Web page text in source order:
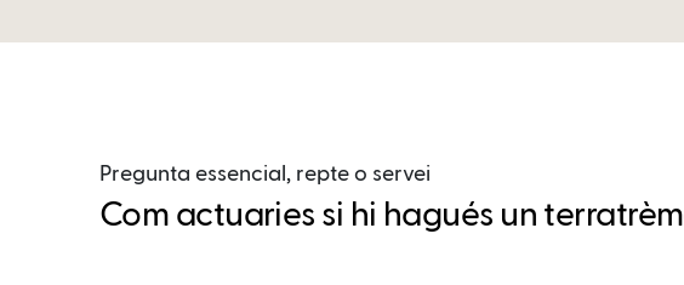
Pregunta essencial, repte o servei
Com actuaries si hi hagués un